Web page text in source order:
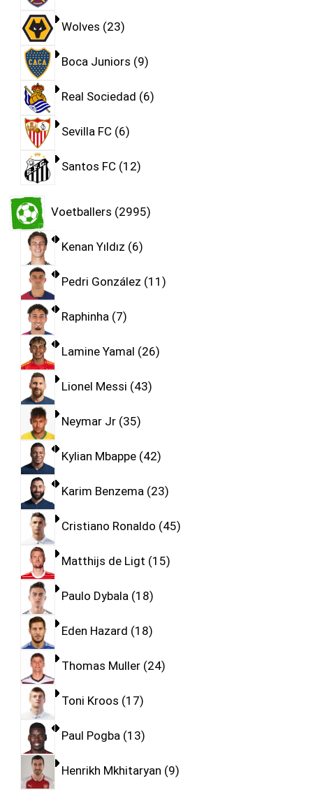
Wolves 23
Boca Juniors 9
Real Sociedad 6
Sevilla FC 6
Santos FC 12
Voetballers 2995
Kenan Yıldız 6
Pedri González 11
Raphinha 7
Lamine Yamal 26
Lionel Messi 43
Neymar Jr 35
Kylian Mbappe 42
Karim Benzema 23
Cristiano Ronaldo 45
Matthijs de Ligt 15
Paulo Dybala 18
Eden Hazard 18
Thomas Muller 24
Toni Kroos 17
Paul Pogba 13
Henrikh Mkhitaryan 9